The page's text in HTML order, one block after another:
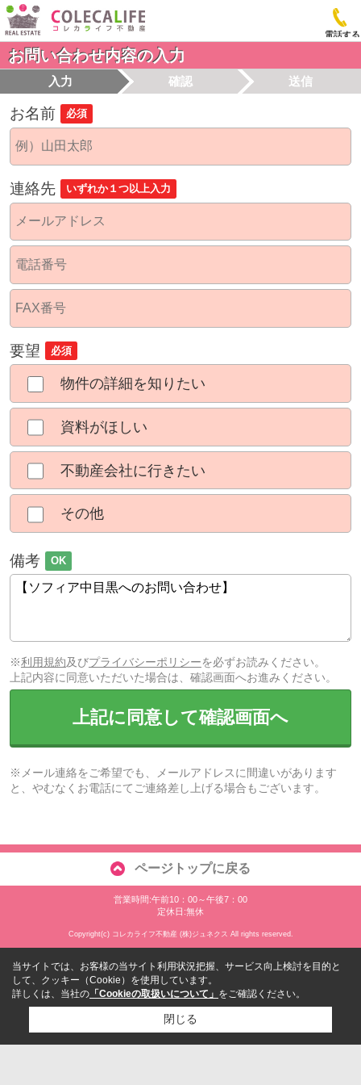
電話する
お問い合わせ内容の入力
入力 確認 送信
お名前 必須
連絡先 いずれか１つ以上入力
要望 必須
物件の詳細を知りたい
資料がほしい
不動産会社に行きたい
その他
備考 OK
※利用規約及びプライバシーポリシーを必ずお読みください。
上記内容に同意いただいた場合は、確認画面へお進みください。
上記に同意して確認画面へ
※メール連絡をご希望でも、メールアドレスに間違いがあります
と、やむなくお電話にてご連絡差し上げる場合もございます。
ページトップに戻る
営業時間:午前10：00～午後7：00
定休日:無休
Copyright(c) コレカライフ不動産 (株)ジュネクス All rights reserved.
当サイトでは、お客様の当サイト利用状況把握、サービス向上検討を目的と
して、クッキー（Cookie）を使用しています。
詳しくは、当社の 「Cookieの取扱いについて」 をご確認ください。
閉じる